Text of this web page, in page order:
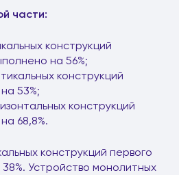
части:
конструкций
на 56%;
конструкций
53%;
конструкций
68,8%.
конструкций первого
Устройство монолитных